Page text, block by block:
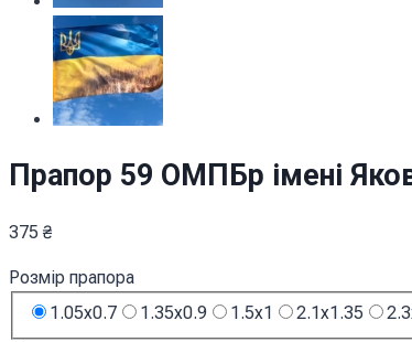
Прапор 59 ОМПБр імені
375 ₴
Розмір прапора
1.05x0.7
1.35x0.9 1.5x1 2.1x1.35